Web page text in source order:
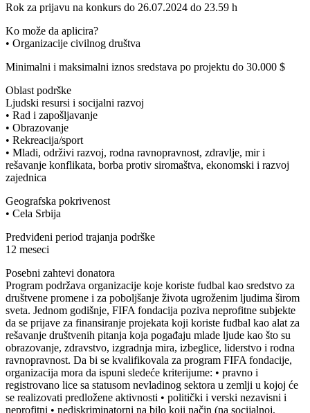
Rok za prijavu na konkurs do 26.07.2024 do 23.59 h
Ko može da aplicira?
• Organizacije civilnog društva
Minimalni i maksimalni iznos sredstava po projektu do 30.000 $
Oblast podrške
Ljudski resursi i socijalni razvoj
• Rad i zapošljavanje
• Obrazovanje
• Rekreacija/sport
• Mladi, održivi razvoj, rodna ravnopravnost, zdravlje, mir i
rešavanje konflikata, borba protiv siromaštva, ekonomski i razvoj
zajednica
Geografska pokrivenost
• Cela Srbija
Predviđeni period trajanja podrške
12 meseci
Posebni zahtevi donatora
Program podržava organizacije koje koriste fudbal kao sredstvo za
društvene promene i za poboljšanje života ugroženim ljudima širom
sveta. Jednom godišnje, FIFA fondacija poziva neprofitne subjekte
da se prijave za finansiranje projekata koji koriste fudbal kao alat za
rešavanje društvenih pitanja koja pogađaju mlade ljude kao što su
obrazovanje, zdravstvo, izgradnja mira, izbeglice, liderstvo i rodna
ravnopravnost. Da bi se kvalifikovala za program FIFA fondacije,
organizacija mora da ispuni sledeće kriterijume: • pravno i
registrovano lice sa statusom nevladinog sektora u zemlji u kojoj će
se realizovati predložene aktivnosti • politički i verski nezavisni i
neprofitni • nediskriminatorni na bilo koji način (na socijalnoj,